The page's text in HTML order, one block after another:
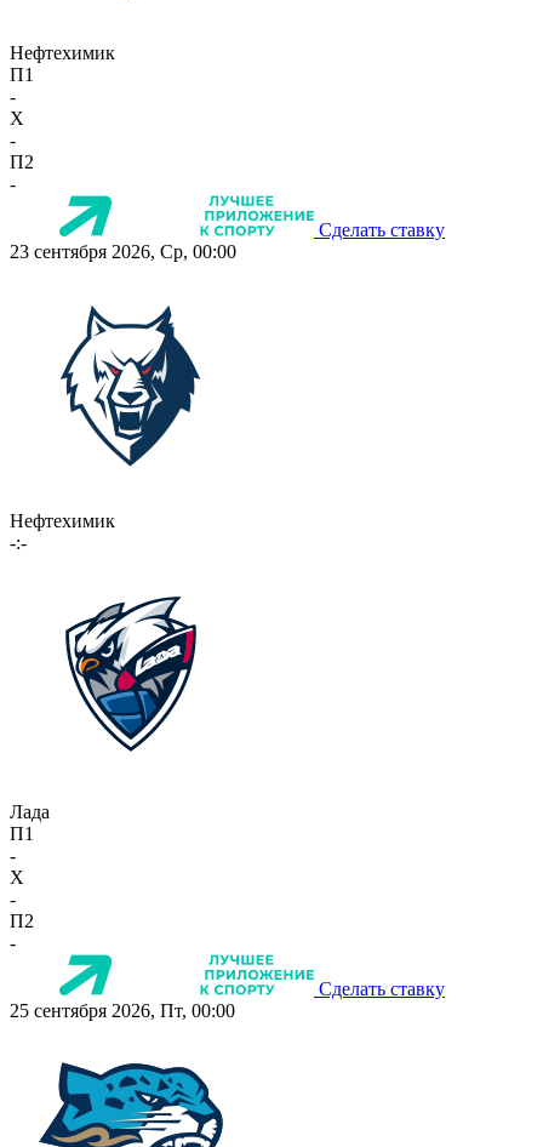
Нефтехимик
П1
-
X
-
П2
-
Сделать ставку
23 сентября 2026, Ср, 00:00
Нефтехимик
-:-
Лада
П1
-
X
-
П2
-
Сделать ставку
25 сентября 2026, Пт, 00:00